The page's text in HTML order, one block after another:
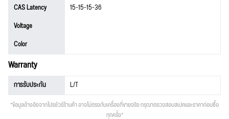
CAS Latency
15-15-15-36
Voltage
Color
Warranty
การรับประกัน L/T
*ข้อมูลอ้างอิงจากโปรชัวร์ร้านค้า อาจไม่ตรงกับเครื่องที่ขายจริง กรุณาตรวจสอบสเปคและราคาก่อนซื้อ
ทุกครั้ง*